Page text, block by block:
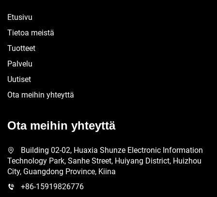
Etusivu
Tietoa meistä
Tuotteet
Palvelu
Uutiset
Ota meihin yhteyttä
Ota meihin yhteyttä
Building 02-02, Huaxia Shunze Electronic Information
Technology Park, Sanhe Street, Huiyang District, Huizhou
City, Guangdong Province, Kiina
+86-15919826776